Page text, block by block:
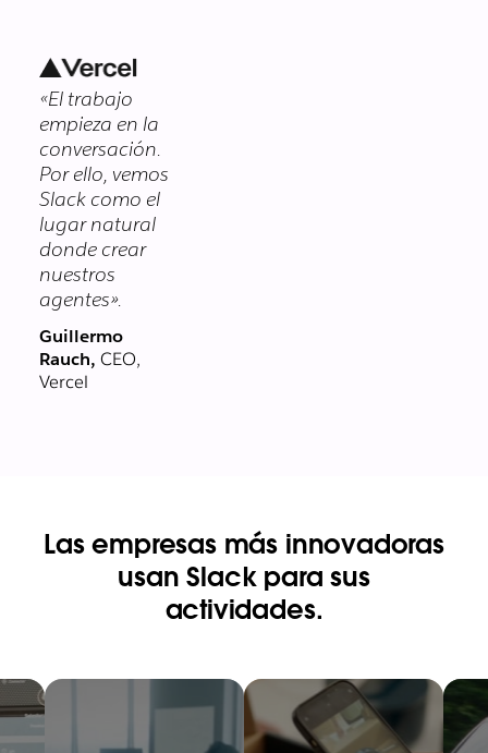
programa de
seguridad
protege tus datos
en cada capa.
«El trabajo
empieza en la
conversación.
Por ello, vemos
Slack como el
lugar natural
donde crear
nuestros
agentes».
Guillermo
Rauch, CEO,
Vercel
Las empresas más innovadoras
usan Slack para sus
actividades.